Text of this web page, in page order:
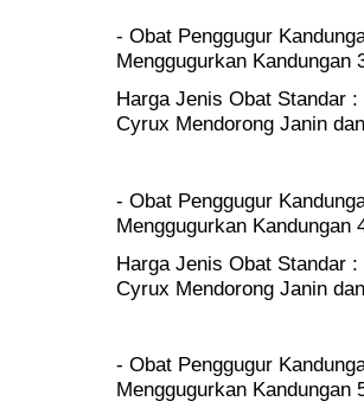
- Obat Penggugur
Menggugurkan Kandungan
Harga Jenis Obat Standar
Cyrux Mendorong Janin
- Obat Penggugur
Menggugurkan Kandungan
Harga Jenis Obat Standar
Cyrux Mendorong Janin
- Obat Penggugur
Menggugurkan Kandungan